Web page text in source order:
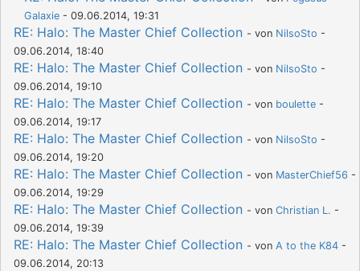
Galaxie - 09.06.2014, 19:31
RE: Halo: The Master Chief Collection - von NilsoSto -
09.06.2014, 18:40
RE: Halo: The Master Chief Collection - von NilsoSto -
09.06.2014, 19:10
RE: Halo: The Master Chief Collection - von boulette -
09.06.2014, 19:17
RE: Halo: The Master Chief Collection - von NilsoSto -
09.06.2014, 19:20
RE: Halo: The Master Chief Collection - von MasterChief56 -
09.06.2014, 19:29
RE: Halo: The Master Chief Collection - von Christian L. -
09.06.2014, 19:39
RE: Halo: The Master Chief Collection - von A to the K84 -
09.06.2014, 20:13